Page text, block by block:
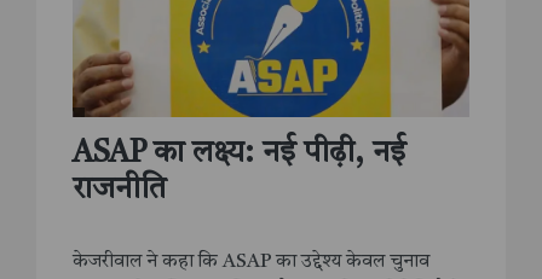
ASAP का लक्ष्य: नई पीढ़ी, नई
राजनीति
केजरीवाल ने कहा कि ASAP का उद्देश्य केवल चुनाव